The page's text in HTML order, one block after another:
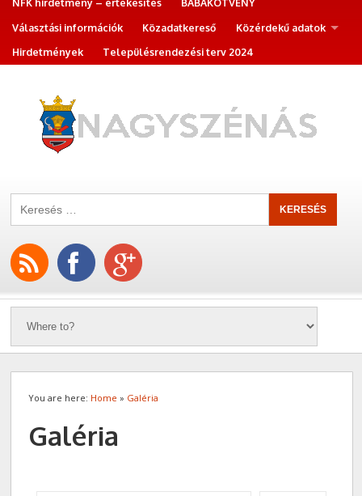
NFK hirdetmény – értékesítés
BABAKÖTVÉNY
Választási információk
Közadatkereső
Közérdekű adatok
Hirdetmények
Településrendezési terv 2024
You are here: Home » Galéria
Galéria